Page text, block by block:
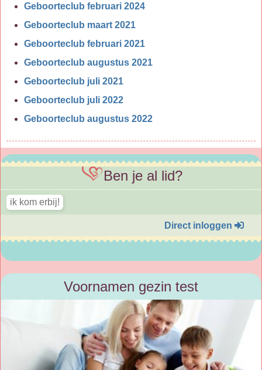
Geboorteclub februari 2024
Geboorteclub maart 2021
Geboorteclub februari 2021
Geboorteclub augustus 2021
Geboorteclub juli 2021
Geboorteclub juli 2022
Geboorteclub augustus 2022
Ben je al lid?
Direct inloggen
Voornamen gezin test